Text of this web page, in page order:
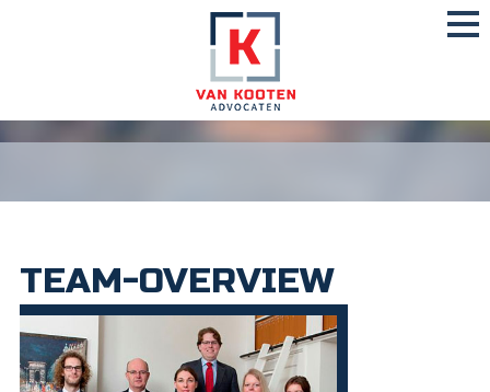
TEAM-OVERVIEW